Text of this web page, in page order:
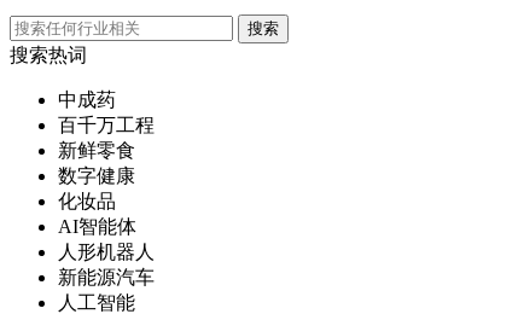
搜索
搜索热词
中成药
百千万工程
新鲜零食
数字健康
化妆品
AI智能体
人形机器人
新能源汽车
人工智能